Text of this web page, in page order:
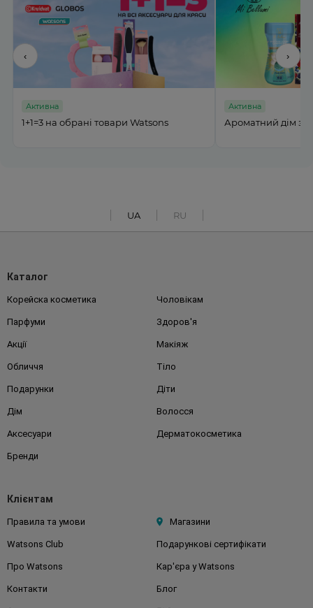
‹
Активна
1+1=3 на обрані товари Watsons
Активна
Ароматний дім з
›
UA RU
Каталог
Корейска косметика Чоловікам
Парфуми Здоров'я
Акції Макіяж
Обличчя Тіло
Подарунки Діти
Дім Волосся
Аксесуари Дерматокосметика
Бренди
Клієнтам
Правила та умови Магазини
Watsons Club Подарункові сертифікати
Про Watsons Кар'єра у Watsons
Контакти Блог